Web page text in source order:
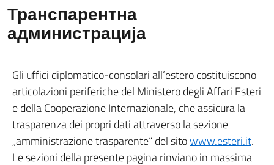
Транспарентна
администрација
Gli uffici diplomatico-consolari all’estero costituiscono
articolazioni periferiche del Ministero degli Affari Esteri
e della Cooperazione Internazionale, che assicura la
trasparenza dei propri dati attraverso la sezione
„amministrazione trasparente“ del sitowww.esteri.it.
Le sezioni della presente pagina rinviano in massima